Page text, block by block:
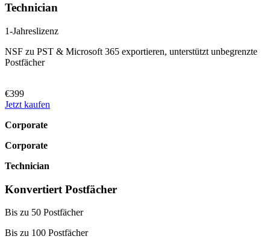
Technician
1-Jahreslizenz
NSF zu PST & Microsoft 365 exportieren, unterstützt unbegrenzte
Postfächer
€399
Jetzt kaufen
Corporate
Corporate
Technician
Konvertiert Postfächer
Bis zu 50 Postfächer
Bis zu 100 Postfächer